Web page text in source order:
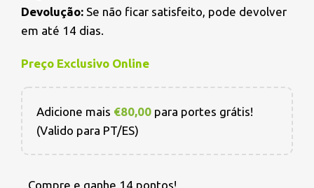
Devolução: Se não ficar satisfeito, pode devolver
em até 14 dias.
Preço Exclusivo Online
Adicione mais €80,00 para portes grátis!
(Valido para PT/ES)
Compre e ganhe 14 pontos!